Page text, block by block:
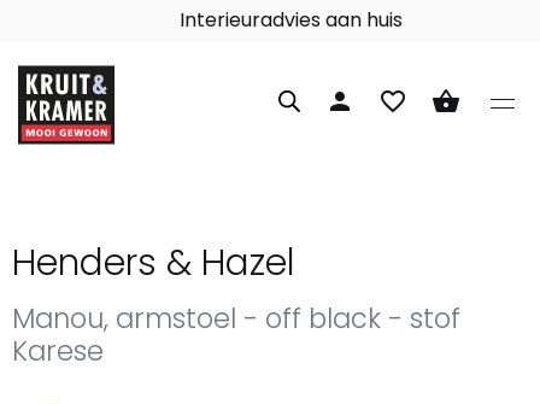
Interieuradvies aan huis
person favorite_border shopping_basket
Henders & Hazel
Manou, armstoel - off black - stof
Karese